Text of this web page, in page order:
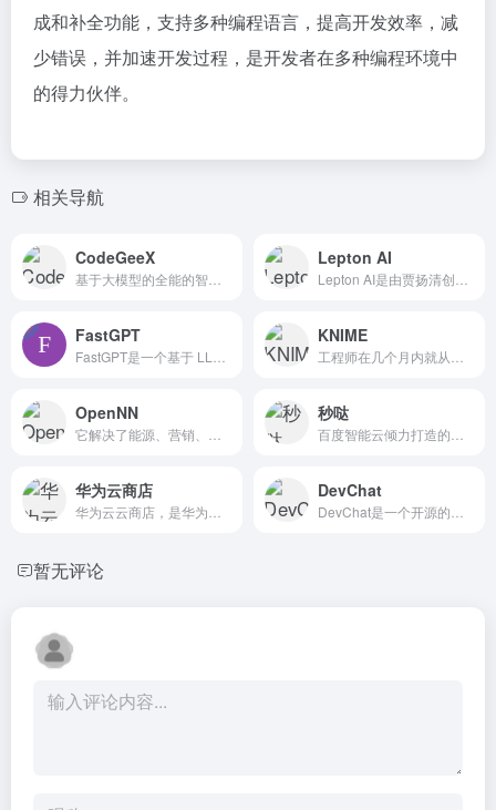
成和补全功能，支持多种编程语言，提高开发效率，减
少错误，并加速开发过程，是开发者在多种编程环境中
的得力伙伴。
相关导航
CodeGeeX Lepton AI
FastGPT KNIME
OpenNN 秒哒
华为云商店 DevChat
暂无评论